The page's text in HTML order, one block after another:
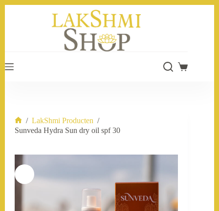
Home
/ LakShmi Producten /
Sunveda Hydra Sun dry oil spf 30